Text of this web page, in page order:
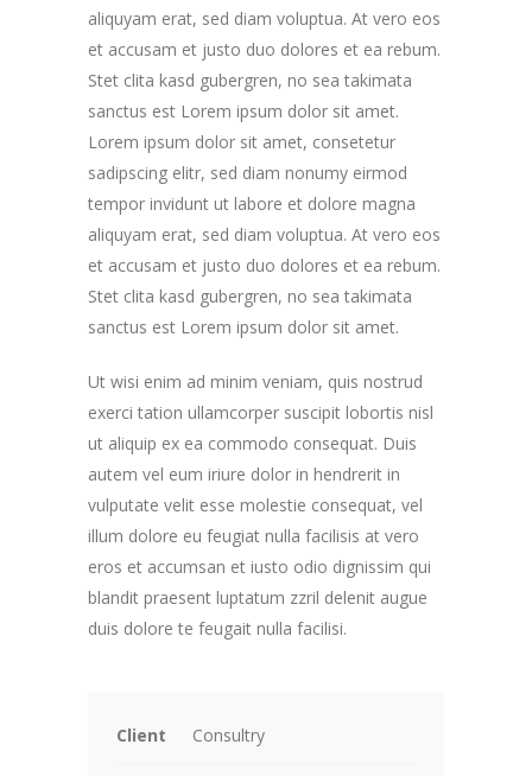
aliquyam erat, sed diam voluptua. At vero eos
et accusam et justo duo dolores et ea rebum.
Stet clita kasd gubergren, no sea takimata
sanctus est Lorem ipsum dolor sit amet.
Lorem ipsum dolor sit amet, consetetur
sadipscing elitr, sed diam nonumy eirmod
tempor invidunt ut labore et dolore magna
aliquyam erat, sed diam voluptua. At vero eos
et accusam et justo duo dolores et ea rebum.
Stet clita kasd gubergren, no sea takimata
sanctus est Lorem ipsum dolor sit amet.
Ut wisi enim ad minim veniam, quis nostrud
exerci tation ullamcorper suscipit lobortis nisl
ut aliquip ex ea commodo consequat. Duis
autem vel eum iriure dolor in hendrerit in
vulputate velit esse molestie consequat, vel
illum dolore eu feugiat nulla facilisis at vero
eros et accumsan et iusto odio dignissim qui
blandit praesent luptatum zzril delenit augue
duis dolore te feugait nulla facilisi.
Client Consultry